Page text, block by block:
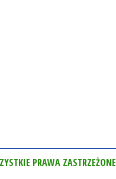
PRAWA ZASTRZEŻONE